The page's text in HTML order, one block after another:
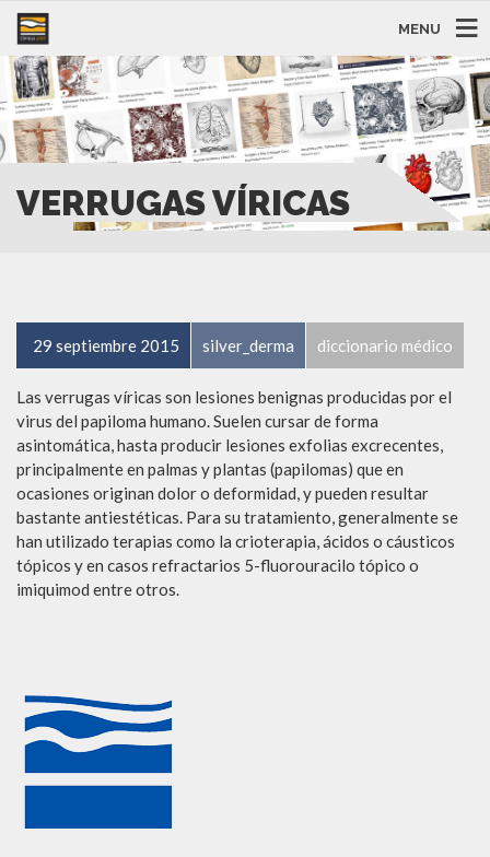
MENU
VERRUGAS VÍRICAS
29 septiembre 2015 silver_derma diccionario médico
Las verrugas víricas son lesiones benignas producidas por el
virus del papiloma humano. Suelen cursar de forma
asintomática, hasta producir lesiones exfolias excrecentes,
principalmente en palmas y plantas (papilomas) que en
ocasiones originan dolor o deformidad, y pueden resultar
bastante antiestéticas. Para su tratamiento, generalmente se
han utilizado terapias como la crioterapia, ácidos o cáusticos
tópicos y en casos refractarios 5-fluorouracilo tópico o
imiquimod entre otros.